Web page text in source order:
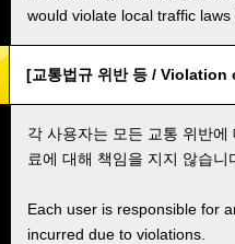
would violate local traffic
[교통법규 위반 등 /
각 사용자는 모든 교통 위반
료에 대해 책임을 지지 않습니
Each user is responsible for
incurred due to violations.